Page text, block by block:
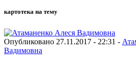
картотека на тему
Опубликовано 27.11.2017 - 22:31 -
Вадимовна